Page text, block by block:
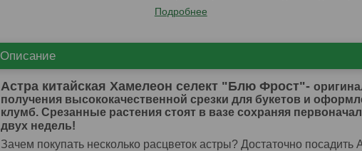
Подробнее
Описание
Астра китайская Хамелеон селект "Блю Фрост"-
получения высококачественной срезки для букетов и
клумб. Срезанные растения стоят в вазе сохраняя
двух недель!
Зачем покупать несколько расцветок астры? Достаточно посадить